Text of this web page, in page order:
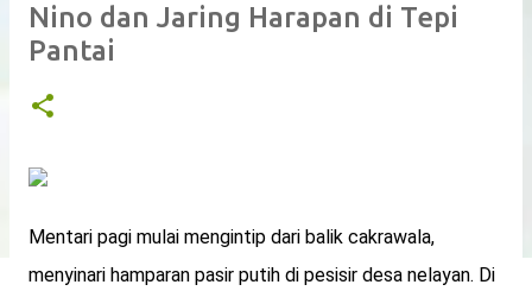
Nino dan Jaring Harapan di Tepi
Pantai
Mentari pagi mulai mengintip dari balik cakrawala,
menyinari hamparan pasir putih di pesisir desa nelayan. Di